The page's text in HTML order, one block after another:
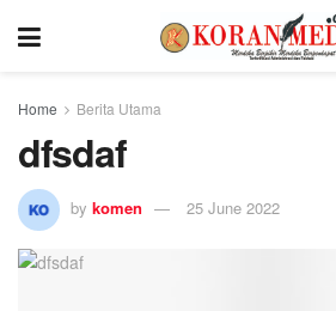
Home Berita Utama
dfsdaf
by komen 25 June 2022